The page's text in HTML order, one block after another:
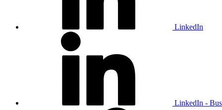
LinkedIn
LinkedIn -